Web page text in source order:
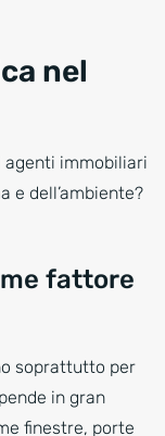
nel
agenti immobiliari
e dell’ambiente?
fattore
soprattutto per
in gran
finestre, porte